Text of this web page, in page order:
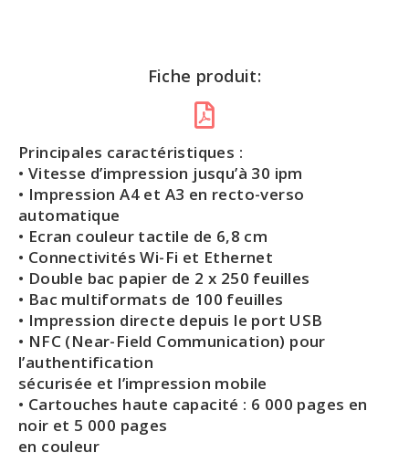
Fiche produit:
Principales caractéristiques :
• Vitesse d’impression jusqu’à 30 ipm
• Impression A4 et A3 en recto-verso
automatique
• Ecran couleur tactile de 6,8 cm
• Connectivités Wi-Fi et Ethernet
• Double bac papier de 2 x 250 feuilles
• Bac multiformats de 100 feuilles
• Impression directe depuis le port USB
• NFC (Near-Field Communication) pour
l’authentification
sécurisée et l’impression mobile
• Cartouches haute capacité : 6 000 pages en
noir et 5 000 pages
en couleur